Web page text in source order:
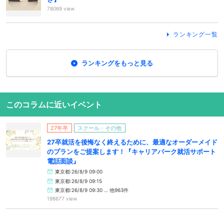
78069 view
ランキング一覧
ランキングをもっと見る
このコラムに近いイベント
27年卒 スクール・その他
27卒就活を後悔なく終えるために、最適なオーダーメイド
のプランをご提案します！『キャリアパーク就活サポート
電話面談』
東京都:26/8/9 09:00
東京都:26/8/9 09:15
東京都:26/8/9 09:30 … 他963件
198677 view